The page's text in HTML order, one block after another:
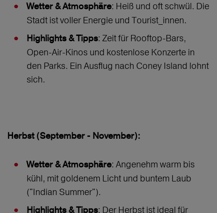
Wetter & Atmosphäre: Heiß und oft schwül. Die
Stadt ist voller Energie und Tourist_innen.
Highlights & Tipps: Zeit für Rooftop-Bars,
Open-Air-Kinos und kostenlose Konzerte in
den Parks. Ein Ausflug nach Coney Island lohnt
sich.
Herbst (September - November):
Wetter & Atmosphäre: Angenehm warm bis
kühl, mit goldenem Licht und buntem Laub
("Indian Summer").
Highlights & Tipps: Der Herbst ist ideal für